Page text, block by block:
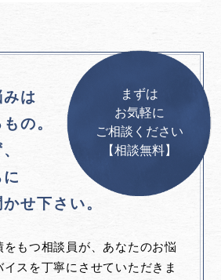
は
の。
せ下さい。
もつ相談員が、あなたのお悩
スを丁寧にさせていただきま
まずは
お気軽に
ご相談ください
【相談無料】